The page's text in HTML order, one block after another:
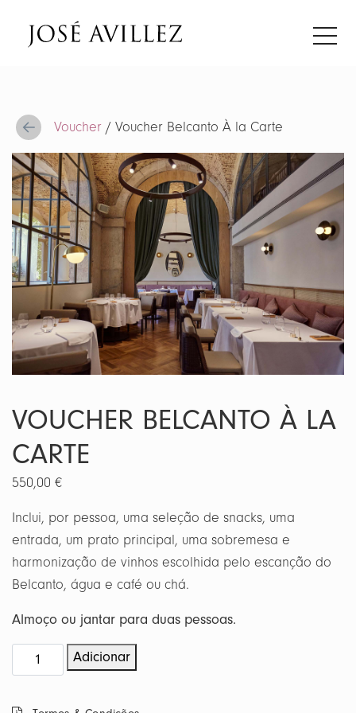
Voucher / Voucher Belcanto À la Carte
VOUCHER BELCANTO À LA
CARTE
550,00 €
Inclui, por pessoa, uma seleção de snacks, uma
entrada, um prato principal, uma sobremesa e
harmonização de vinhos escolhida pelo escanção do
Belcanto, água e café ou chá.
Almoço ou jantar para duas pessoas.
Quantidade
de
Belcanto
Adicionar